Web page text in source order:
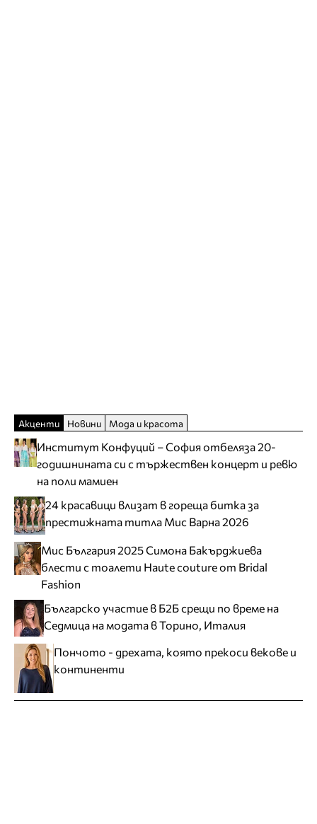
Акценти Новини Мода и красота
Институт Конфуций – София отбеляза 20-
годишнината си с тържествен концерт и ревю
на поли мамиен
24 красавици влизат в гореща битка за
престижната титла Мис Варна 2026
Мис България 2025 Симона Бакърджиева
блести с тоалети Haute couture от Bridal
Fashion
Българско участие в Б2Б срещи по време на
Седмица на модата в Торино, Италия
Пончото - дрехата, която прекоси векове и
континенти